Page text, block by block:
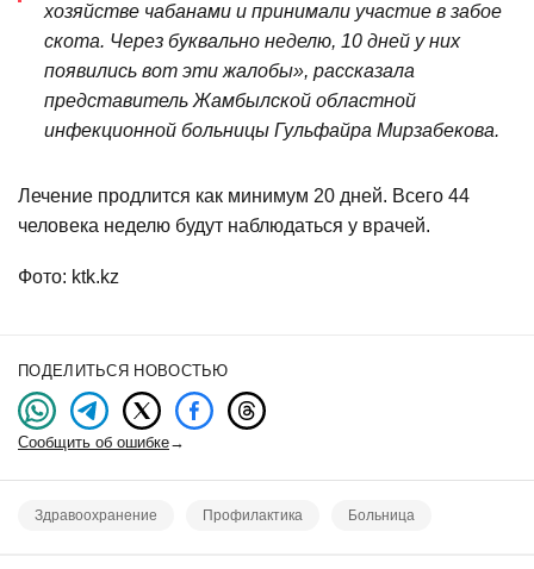
хозяйстве чабанами и принимали участие в забое
скота. Через буквально неделю, 10 дней у них
появились вот эти жалобы», рассказала
представитель Жамбылской областной
инфекционной больницы Гульфайра Мирзабекова.
Лечение продлится как минимум 20 дней. Всего 44
человека неделю будут наблюдаться у врачей.
Фото: ktk.kz
ПОДЕЛИТЬСЯ НОВОСТЬЮ
Сообщить об ошибке→
Здравоохранение Профилактика Больница